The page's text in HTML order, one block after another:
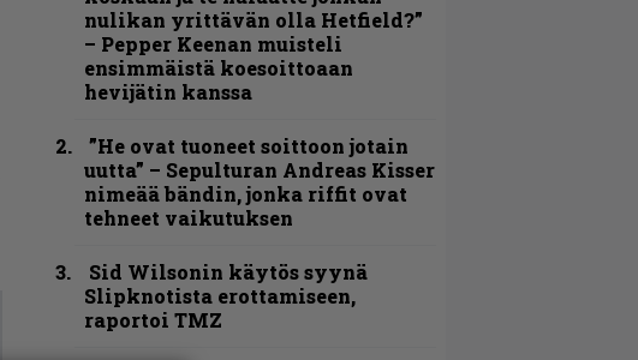
nulikan yrittävän olla Hetfield?”
– Pepper Keenan muisteli
ensimmäistä koesoittoaan
hevijätin kanssa
”He ovat tuoneet soittoon jotain
uutta” – Sepulturan Andreas Kisser
nimeää bändin, jonka riffit ovat
tehneet vaikutuksen
Sid Wilsonin käytös syynä
Slipknotista erottamiseen,
raportoi TMZ